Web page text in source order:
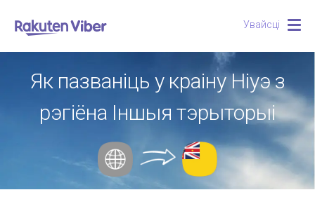
Увайсці
Як пазваніць у краіну Ніуэ з
рэгіёна Іншыя тэрыторыі